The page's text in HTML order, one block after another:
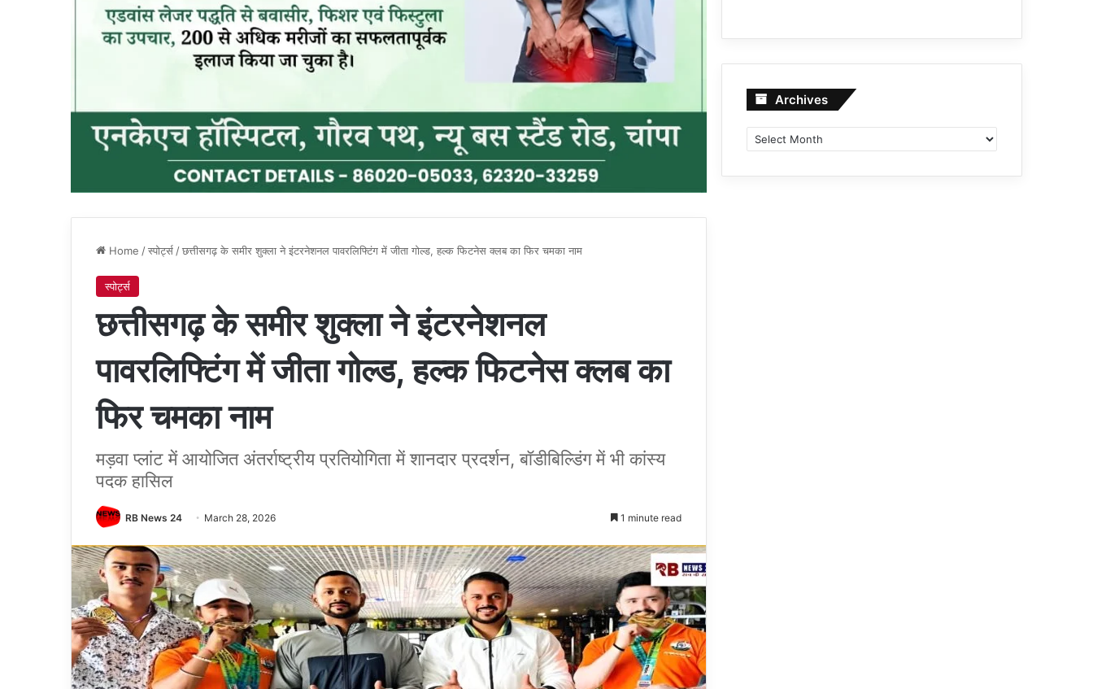
Home /स्पोर्ट्स /छत्तीसगढ़ के समीर शुक्ला ने इंटरनेशनल पावरलिफ्टिंग में जीता गोल्ड, हल्क फिटनेस क्लब का फिर चमका नाम
स्पोर्ट्स
छत्तीसगढ़ के समीर शुक्ला ने इंटरनेशनल
पावरलिफ्टिंग में जीता गोल्ड, हल्क फिटनेस क्लब का
फिर चमका नाम
मड़वा प्लांट में आयोजित अंतर्राष्ट्रीय प्रतियोगिता में शानदार प्रदर्शन, बॉडीबिल्डिंग में भी कांस्य
पदक हासिल
RB News 24 March 28, 2026 1 minute read
Archives Archives